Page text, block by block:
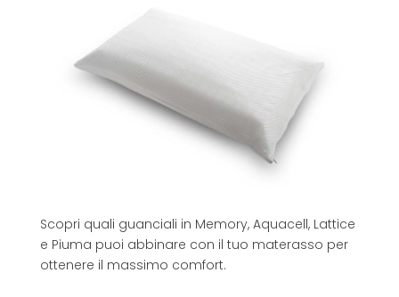
Scopri quali guanciali in Memory, Aquacell, Lattice
e Piuma puoi abbinare con il tuo materasso per
ottenere il massimo comfort.